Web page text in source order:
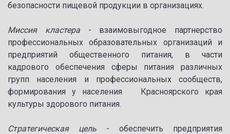
безопасности пищевой продукции в организациях.
Миссия кластера- взаимовыгодное партнерство
профессиональных образовательных организаций и
предприятий общественного питания, в части
кадрового обеспечения сферы питания различных
групп населения и профессиональных сообществ,
формирования у населения Красноярского края
культуры здорового питания.
Стратегическая цель - обеспечить предприятия